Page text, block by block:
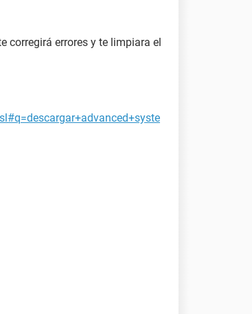
corregirá errores y te limpiara el